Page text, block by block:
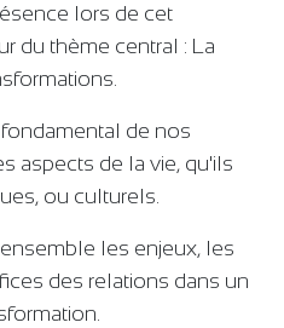
lors de cet
du thème central : La
de nos
aspects de la vie, qu'ils
ou culturels.
les enjeux, les
des relations dans un